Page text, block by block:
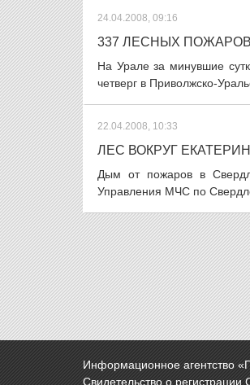
24.04.2008, 09:16
337 ЛЕСНЫХ
На Урале за минувшие
четверг в Приволжско-
22.04.2008, 10:33
ЛЕС ВОКРУГ
Дым от пожаров в
Управления МЧС по
Информационное агентство
Свидетельство о